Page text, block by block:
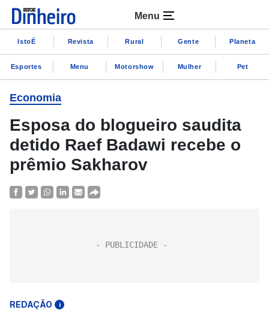
Menu
IstoÉ Revista Rural Gente Planeta
Esportes Menu Motorshow Mulher Pet
Economia
Esposa do blogueiro saudita
detido Raef Badawi recebe o
prêmio Sakharov
REDAÇÃO i